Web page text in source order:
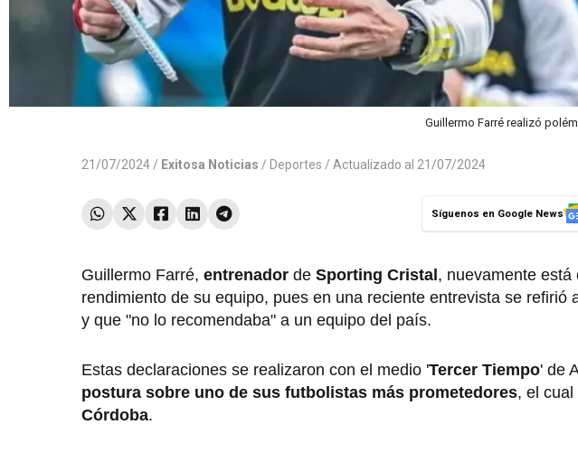
Guillermo Farré realizó
21/07/2024 / Exitosa Noticias / Deportes / Actualizado al 21/07/2024
Síguenos en Google News
Guillermo Farré, entrenador de Sporting Cristal , nuevamente está
rendimiento de su equipo, pues en una reciente entrevista se refirió
y que "no lo recomendaba" a un equipo del país.
Estas declaraciones se realizaron con el medio 'Tercer Tiempo' de
postura sobre uno de sus futbolistas más prometedores, el
Córdoba.